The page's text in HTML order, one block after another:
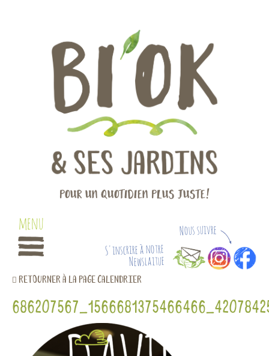
Pour un quotidien plus juste!
Nous suivre
S'inscrire à notre
Newslaitue
retourner à la page calendrier